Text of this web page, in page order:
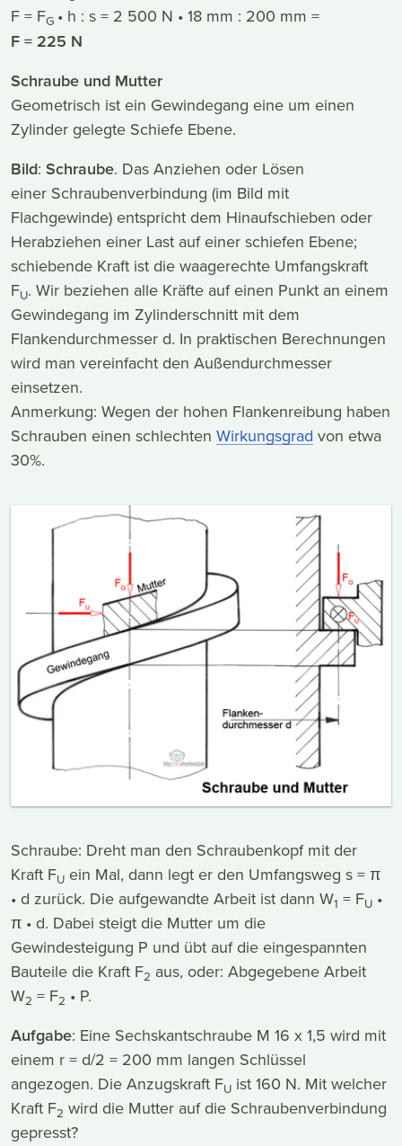
F = FG • h : s = 2 500 N • 18 mm : 200 mm =
F = 225 N
Schraube und Mutter
Geometrisch ist ein Gewindegang eine um einen
Zylinder gelegte Schiefe Ebene.
Bild: Schraube. Das Anziehen oder Lösen
einer Schraubenverbindung (im Bild mit
Flachgewinde) entspricht dem Hinaufschieben oder
Herabziehen einer Last auf einer schiefen Ebene;
schiebende Kraft ist die waagerechte Umfangskraft
FU. Wir beziehen alle Kräfte auf einen Punkt an einem
Gewindegang im Zylinderschnitt mit dem
Flankendurchmesser d. In praktischen Berechnungen
wird man vereinfacht den Außendurchmesser
einsetzen.
Anmerkung: Wegen der hohen Flankenreibung haben
Schrauben einen schlechten Wirkungsgrad von etwa
30%.
Schraube: Dreht man den Schraubenkopf mit der
Kraft FU ein Mal, dann legt er den Umfangsweg s = π
• d zurück. Die aufgewandte Arbeit ist dann W1 = FU •
π • d. Dabei steigt die Mutter um die
Gewindesteigung P und übt auf die eingespannten
Bauteile die Kraft F2 aus, oder: Abgegebene Arbeit
W2 = F2 • P.
Aufgabe: Eine Sechskantschraube M 16 x 1,5 wird mit
einem r = d/2 = 200 mm langen Schlüssel
angezogen. Die Anzugskraft FU ist 160 N. Mit welcher
Kraft F2 wird die Mutter auf die Schraubenverbindung
gepresst?